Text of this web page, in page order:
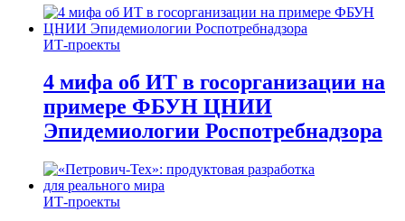
ИТ-проекты
4 мифа об ИТ в госорганизации на
примере ФБУН ЦНИИ
Эпидемиологии Роспотребнадзора
ИТ-проекты